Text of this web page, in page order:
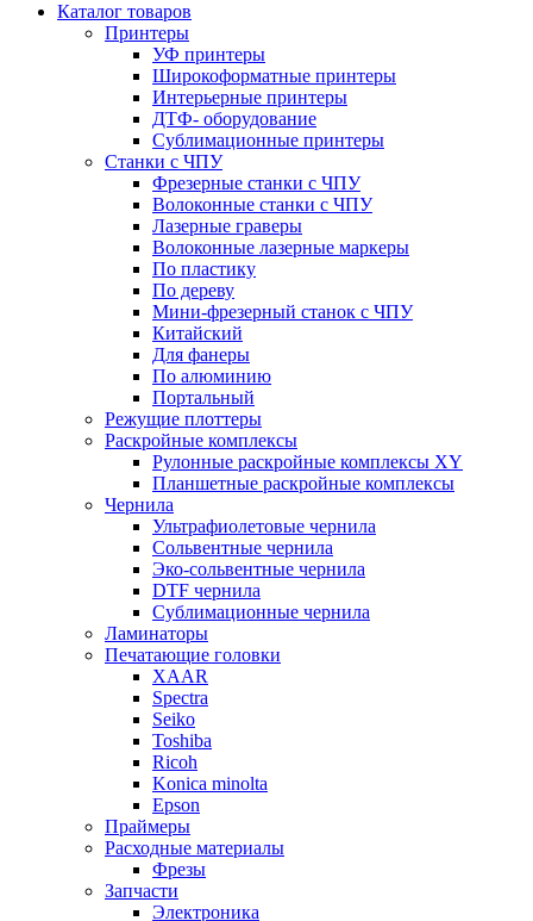
Каталог товаров
Принтеры
УФ принтеры
Широкоформатные принтеры
Интерьерные принтеры
ДТФ- оборудование
Сублимационные принтеры
Станки с ЧПУ
Фрезерные станки с ЧПУ
Волоконные станки с ЧПУ
Лазерные граверы
Волоконные лазерные маркеры
По пластику
По дереву
Мини-фрезерный станок с ЧПУ
Китайский
Для фанеры
По алюминию
Портальный
Режущие плоттеры
Раскройные комплексы
Рулонные раскройные комплексы XY
Планшетные раскройные комплексы
Чернила
Ультрафиолетовые чернила
Сольвентные чернила
Эко-сольвентные чернила
DTF чернила
Сублимационные чернила
Ламинаторы
Печатающие головки
XAAR
Spectra
Seiko
Toshiba
Ricoh
Konica minolta
Epson
Праймеры
Расходные материалы
Фрезы
Запчасти
Электроника